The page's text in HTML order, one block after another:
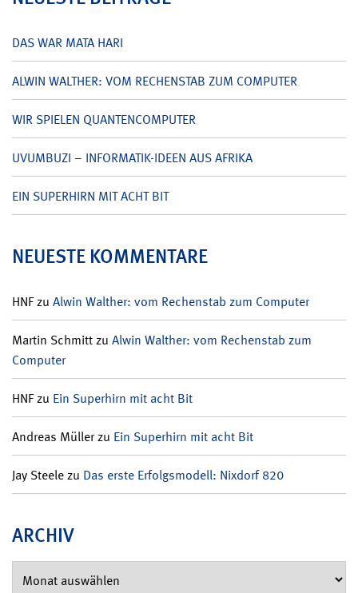
DAS WAR MATA HARI
ALWIN WALTHER: VOM RECHENSTAB ZUM COMPUTER
WIR SPIELEN QUANTENCOMPUTER
UVUMBUZI – INFORMATIK-IDEEN AUS AFRIKA
EIN SUPERHIRN MIT ACHT BIT
NEUESTE KOMMENTARE
HNFzu Alwin Walther: vom Rechenstab zum Computer
Martin Schmittzu Alwin Walther: vom Rechenstab zum
Computer
HNFzu Ein Superhirn mit acht Bit
Andreas Müllerzu Ein Superhirn mit acht Bit
Jay Steelezu Das erste Erfolgsmodell: Nixdorf 820
ARCHIV